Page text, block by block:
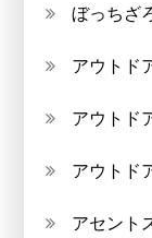
ぼっちざ
アウトド
アウトド
アウトド
アセント